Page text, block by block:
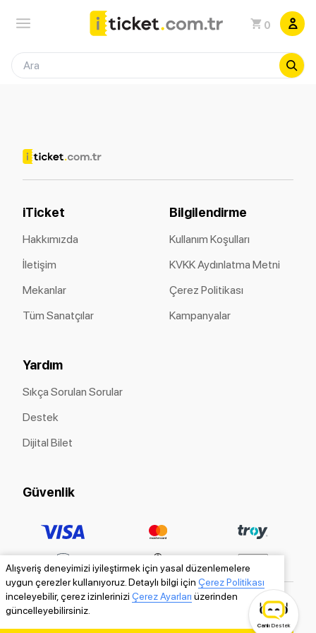
0
Alışveriş deneyimizi iyileştirmek için yasal düzenlemelere
uygun çerezler kullanıyoruz. Detaylı bilgi için Çerez Politikası
inceleyebilir, çerez izinlerinizi Çerez Ayarları üzerinden
güncelleyebilirsiniz.
iTicket
Hakkımızda
İletişim
Mekanlar
Tüm Sanatçılar
Bilgilendirme
Kullanım Koşulları
KVKK Aydınlatma Metni
Çerez Politikası
Kampanyalar
Yardım
Sıkça Sorulan Sorular
Destek
Dijital Bilet
Güvenlik
Canlı Destek